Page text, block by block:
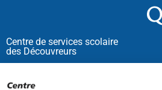
Centre de services scolaire
des Découvreurs